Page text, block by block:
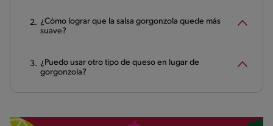
¿Cómo lograr que la salsa gorgonzola quede más
suave?
¿Puedo usar otro tipo de queso en lugar de
gorgonzola?